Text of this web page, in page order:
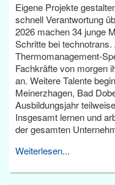
Eigene Projekte
schnell Verantwortung
2026 machen 34 junge
Schritte bei
Thermomanagement-
Fachkräfte von morgen
an. Weitere Talente
Meinerzhagen, Bad
Ausbildungsjahr
Insgesamt lernen und
der gesamten
Weiterlesen...